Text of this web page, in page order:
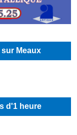
Meaux
d'1 heure